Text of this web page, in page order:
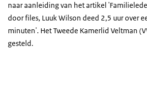
naar aanleiding van het artikel
door files, Luuk Wilson deed 2,5 uur over
minuten'. Het Tweede Kamerlid Veltman
gesteld.